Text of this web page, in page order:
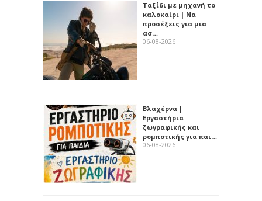
Ταξίδι με μηχανή το
καλοκαίρι | Να
προσέξεις για μια
ασ…
06-08-2026
Βλαχέρνα |
Εργαστήρια
ζωγραφικής και
ρομποτικής για παι…
06-08-2026